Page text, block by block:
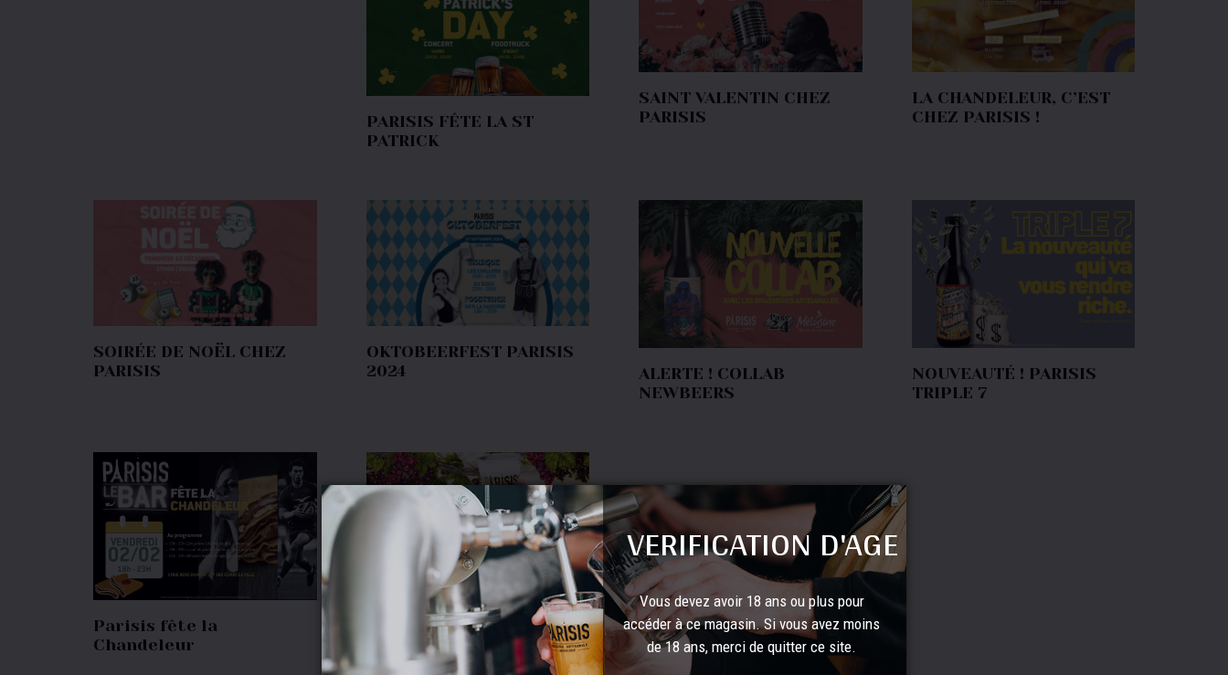
PARISIS FÊTE LA ST
PATRICK
SAINT VALENTIN CHEZ
PARISIS
LA CHANDELEUR, C’EST
CHEZ PARISIS !
SOIRÉE DE NOËL CHEZ
PARISIS
OKTOBEERFEST PARISIS
2024
ALERTE ! COLLAB
NEWBEERS
NOUVEAUTÉ ! PARISIS
TRIPLE 7
Parisis fête la
Chandeleur
Parisis sera à la fête des
vendanges de
Montmartre 2023
VERIFICATION D'AGE
Vous devez avoir 18 ans ou plus pour
accéder à ce magasin. Si vous avez moins
de 18 ans, merci de quitter ce site.